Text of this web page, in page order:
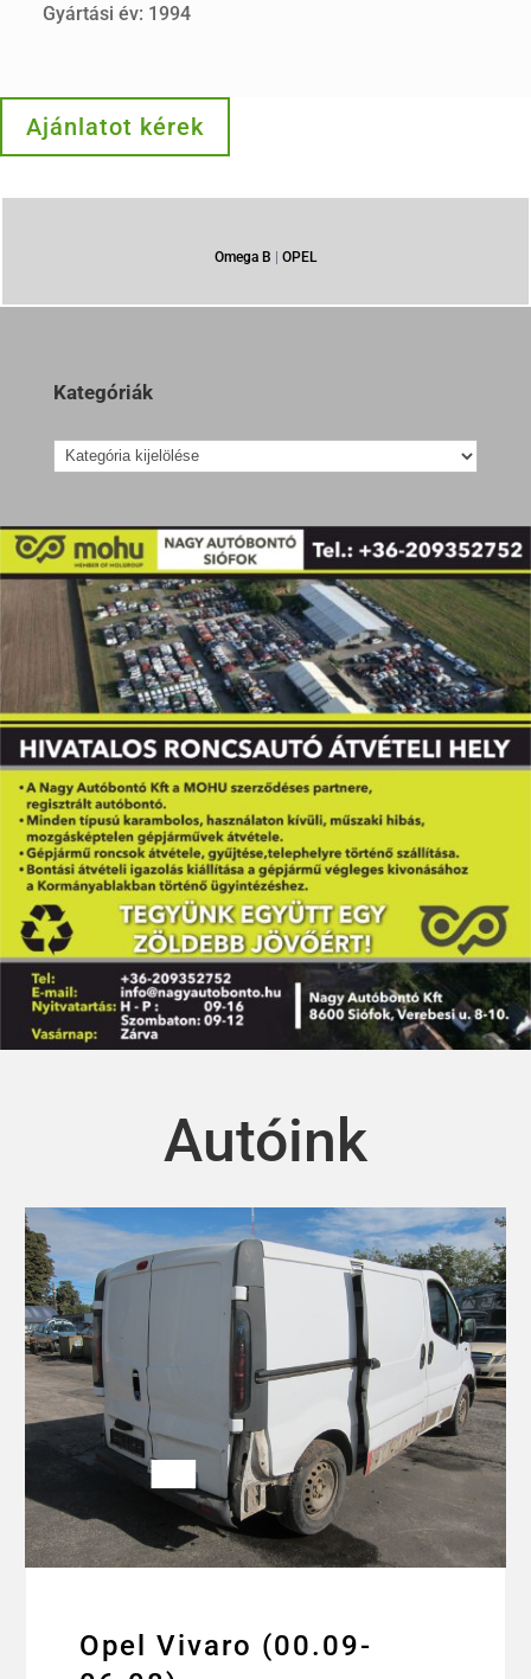
Gyártási év: 1994
Ajánlatot kérek
Omega B | OPEL
Kategóriák
Kategóriák
Autóink
Opel Vivaro (00.09-